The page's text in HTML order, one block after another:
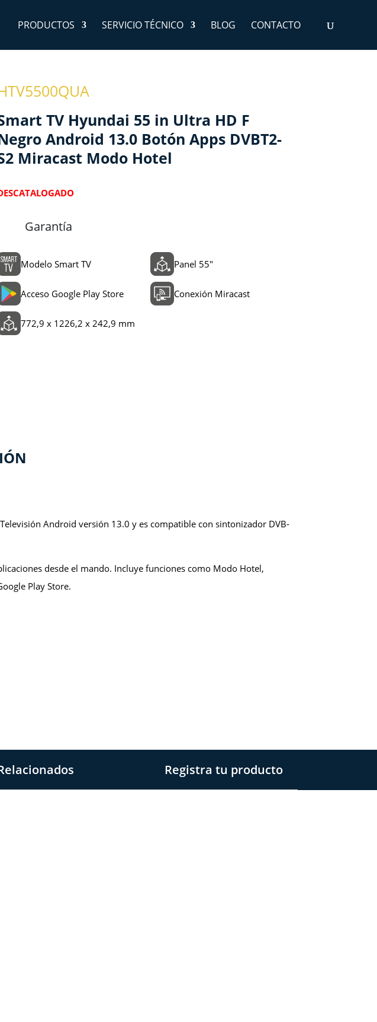
PRODUCTOS SERVICIO TÉCNICO BLOG CONTACTO
TV Hyundai 55 in Ultra HD F
Android 13.0 Botón Apps DVBT2-
Miracast Modo Hotel
Garantía
Modelo Smart TV Panel 55"
Acceso Google Play Store Conexión Miracast
772,9 x 1226,2 x 242,9 mm
Android versión 13.0 y es compatible con sintonizador DVB-
desde el mando. Incluye funciones como Modo Hotel,
Play Store.
Registra tu producto